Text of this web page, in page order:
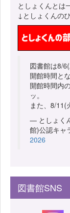
としょくんとは
↓としょくんの
図書館は8/
開館時間と
開館時間内
ッ。
また、8/11(
— としょく
館)公認キャ
2026
図書館SNS